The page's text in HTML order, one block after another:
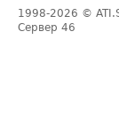
1998-2026 ©
Сервер 46